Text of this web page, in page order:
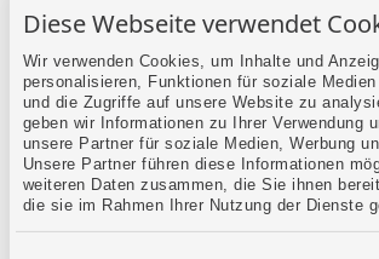
Diese Webseite verwendet
Wir verwenden Cookies, um Inhalte und
personalisieren, Funktionen für soziale
und die Zugriffe auf unsere Website zu
geben wir Informationen zu Ihrer Verwendung
unsere Partner für soziale Medien, Werbung
Unsere Partner führen diese Informationen
weiteren Daten zusammen, die Sie ihnen
die sie im Rahmen Ihrer Nutzung der Dienste
Mehr erfahren